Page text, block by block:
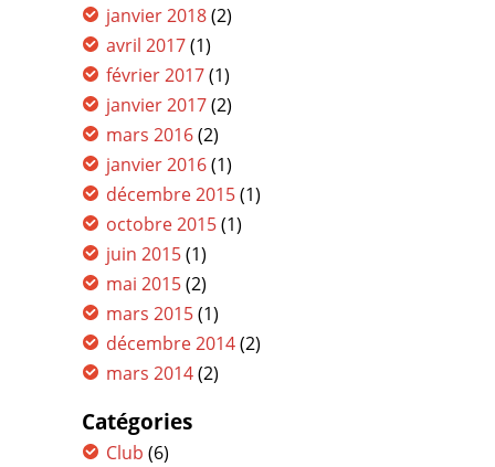
janvier 2018(2)
avril 2017(1)
février 2017(1)
janvier 2017(2)
mars 2016(2)
janvier 2016(1)
décembre 2015(1)
octobre 2015(1)
juin 2015(1)
mai 2015(2)
mars 2015(1)
décembre 2014(2)
mars 2014(2)
Catégories
Club (6)